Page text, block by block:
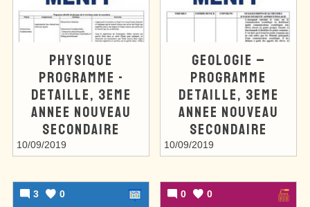
PHYSIQUE
PROGRAMME -
DETAILLE, 3EME
ANNEE NOUVEAU
SECONDAIRE
10/09/2019
GEOLOGIE –
PROGRAMME
DETAILLE, 3EME
ANNEE NOUVEAU
SECONDAIRE
10/09/2019
3 0 0 0